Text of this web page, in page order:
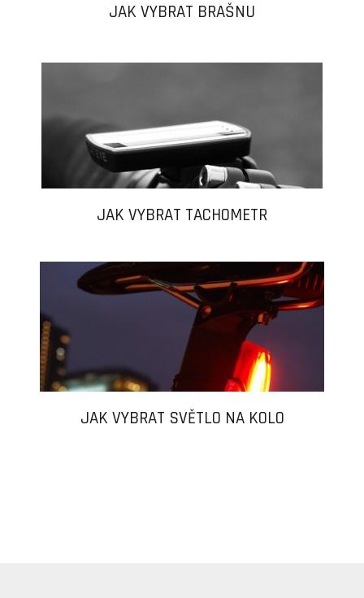
JAK VYBRAT BRAŠNU
JAK VYBRAT TACHOMETR
JAK VYBRAT SVĚTLO NA KOLO